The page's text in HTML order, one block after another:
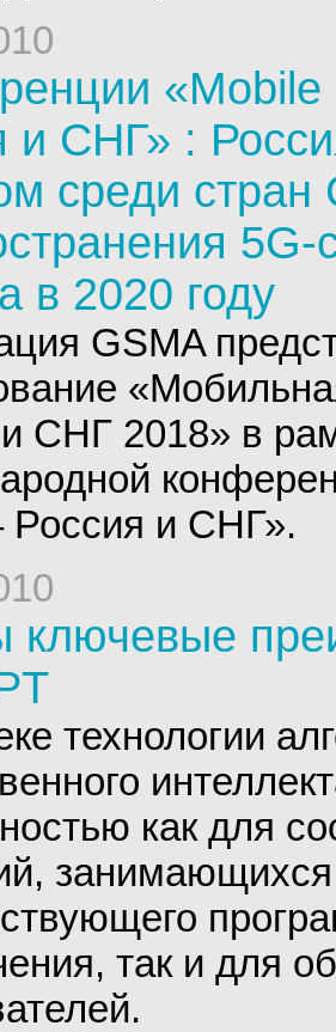
«Mobile
и СНГ» :
среди стран
5G-
в 2020 году
GSMA
СНГ 2018» в
Россия и СНГ».
ключевые
технологии
как для
занимающихся
так и для